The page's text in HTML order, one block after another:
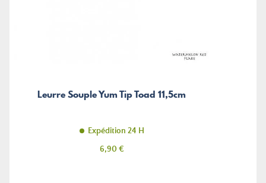
Leurre Souple Yum Tip Toad 11,5cm
Expédition 24 H
Prix
6,90 €